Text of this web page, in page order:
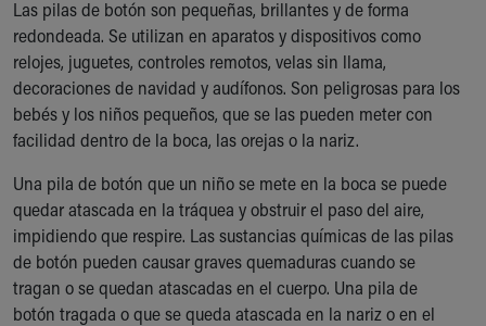
Ronald McDonald House Care Mobile
Health Centers
Symptom Checker
Financial Services
Price Estimates
Family Supports
New Parents
Find a Pediatrics Location
Find a Pediatrician
MyChart
Make an Appointment
Las pilas de botón son pequeñas, brillantes y de forma
redondeada. Se utilizan en aparatos y dispositivos como
relojes, juguetes, controles remotos, velas sin llama,
decoraciones de navidad y audífonos. Son peligrosas para los
bebés y los niños pequeños, que se las pueden meter con
facilidad dentro de la boca, las orejas o la nariz.
Una pila de botón que un niño se mete en la boca se puede
quedar atascada en la tráquea y obstruir el paso del aire,
impidiendo que respire. Las sustancias químicas de las pilas
de botón pueden causar graves quemaduras cuando se
tragan o se quedan atascadas en el cuerpo. Una pila de
botón tragada o que se queda atascada en la nariz o en el